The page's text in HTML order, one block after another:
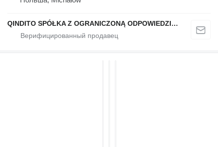
QINDITO SPÓŁKA Z OGRANICZONĄ ODPOWIEDZIALNOŚCIĄ